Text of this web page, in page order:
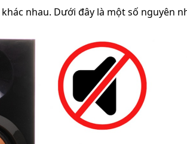
nhau. Dưới đây là một số nguyên